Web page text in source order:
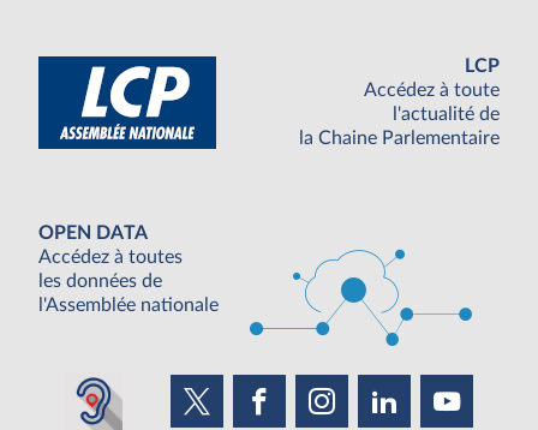
LCP
Accédez à toute
l'actualité de
la Chaine Parlementaire
OPEN DATA
Accédez à toutes
les données de
l'Assemblée nationale